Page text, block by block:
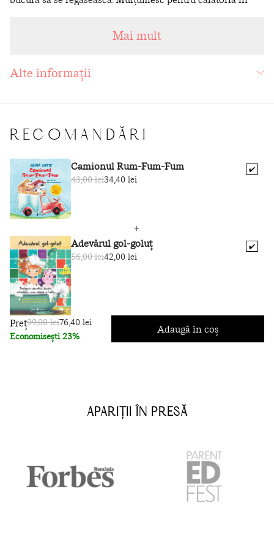
e înduioșător și atât de necesar în zilele noastre!“
— Ioana Chicet-MacoveiciucMai mult
Alte informații
RECOMANDĂRI
✔️
Camionul Rum-Fum-Fum
43,00 lei34,40 lei
✔️
Adevărul gol-goluț
56,00 lei42,00 lei
Preț99,00 lei76,40 lei
Economisești 23%
Adaugă în coș
APARIȚII ÎN PRESĂ